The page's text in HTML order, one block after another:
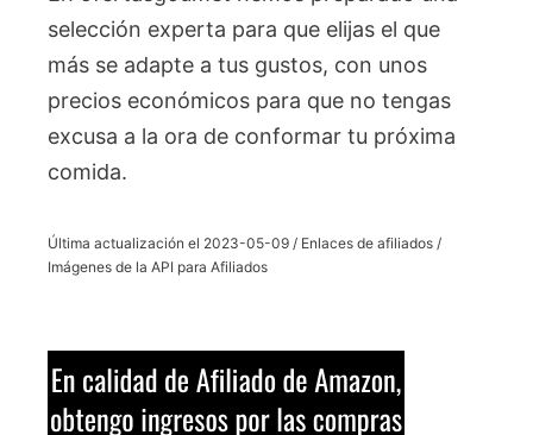
selección experta para que elijas el que
más se adapte a tus gustos, con unos
precios económicos para que no tengas
excusa a la ora de conformar tu próxima
comida.
Última actualización el 2023-05-09 / Enlaces de afiliados /
Imágenes de la API para Afiliados